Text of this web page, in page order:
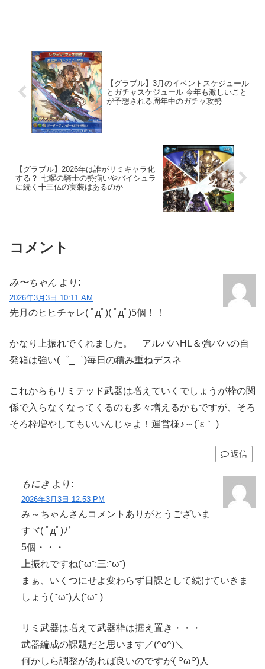
【グラブル】3月のイベントスケジュール
とガチャスケジュール 今年も激しいこと
が予想される周年中のガチャ攻勢
【グラブル】2026年は誰がリミキャラ化
する？ 七曜の騎士の勢揃いやバイシュラ
に続く十三仏の実装はあるのか
コメント
み〜ちゃん より:
2026年3月3日 10:11 AM
先月のヒヒチャレ( ﾟдﾟ)( ﾟдﾟ)5個！！
かなり上振れでくれました。 アルバハHL＆強バハの自
発箱は強い(゜_゜)毎日の積み重ねデスネ
これからもリミテッド武器は増えていくでしょうが枠の関
係で入らなくなってくるのも多々増えるかもですが、そろ
そろ枠増やしてもいいんじゃよ！運営様♪～(´ε｀ )
返信
もにき より:
2026年3月3日 12:53 PM
み～ちゃんさんコメントありがとうございま
すヾ( ﾟдﾟ)ﾉ゛
5個・・・
上振れですね(˘ω˘;三;˘ω˘)
まぁ、いくつにせよ変わらず日課として続けていきま
しょう( ˘ω˘)人(˘ω˘ )
リミ武器は増えて武器枠は据え置き・・・
武器編成の課題だと思います／(^o^)＼
何かしら調整があれば良いのですが( ꒪ω꒪)人